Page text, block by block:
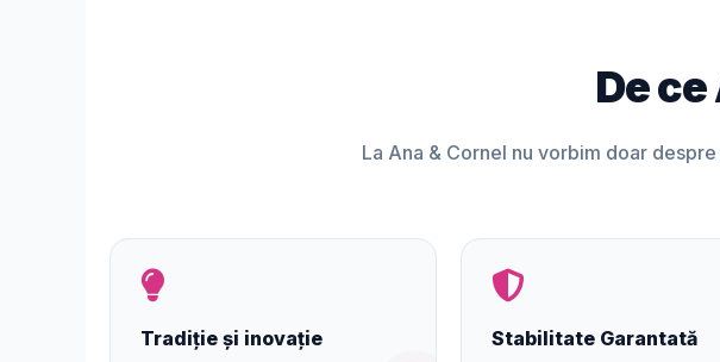
De
La Ana & Cornel nu vorbim doar
Tradiție și inovație Stabilitate Garantată